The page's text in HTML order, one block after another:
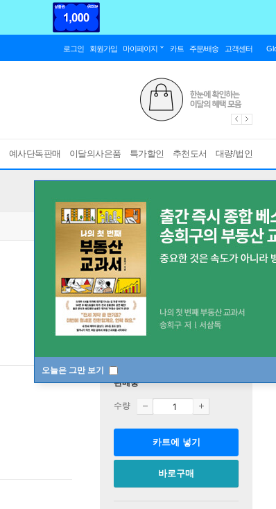
로그인 회원가입 마이페이지 카트 주문/배송 고객센터
예사단독판매 이달의사은품 특가할인 추천도서 대량/법인
오늘은 그만 보기
판매중
수량
카트에 넣기
바로구매